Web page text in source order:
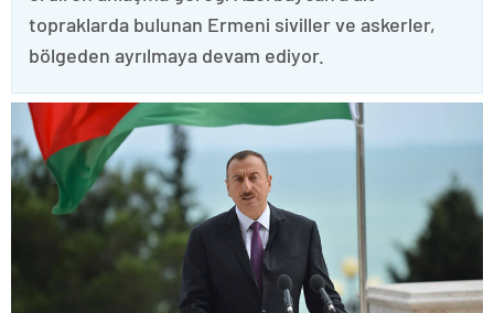
topraklarda bulunan Ermeni siviller ve askerler,
bölgeden ayrılmaya devam ediyor.